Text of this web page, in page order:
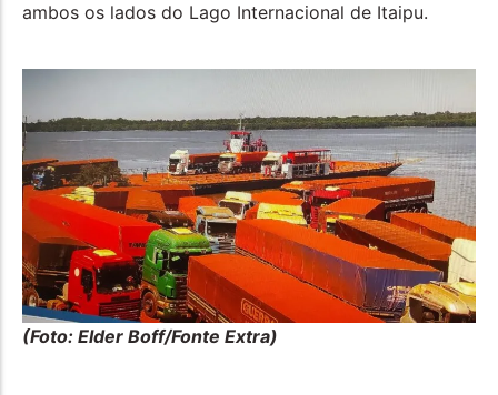
ambos os lados do Lago Internacional de Itaipu.
(Foto: Elder Boff/Fonte Extra)